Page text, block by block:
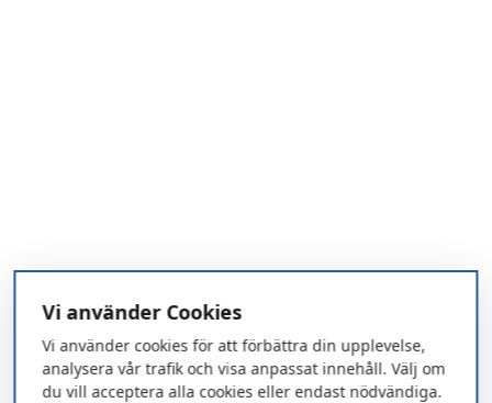
Vi använder Cookies
Vi använder cookies för att förbättra din upplevelse,
analysera vår trafik och visa anpassat innehåll. Välj om
du vill acceptera alla cookies eller endast nödvändiga.